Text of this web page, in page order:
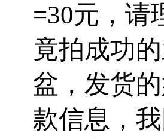
=30元，请
竟拍成功
盆，发货
款信息，